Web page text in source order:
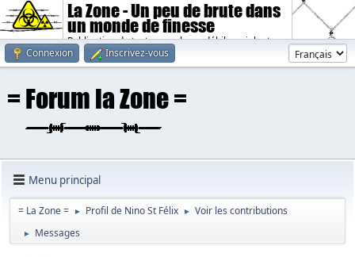
La Zone - Un peu de brute dans
un monde de finesse
Publication de textes sombres, débiles, violents.
Connexion
Inscrivez-vous
Menu principal
= La Zone = ► Profil de Nino St Félix ► Voir les contributions
► Messages